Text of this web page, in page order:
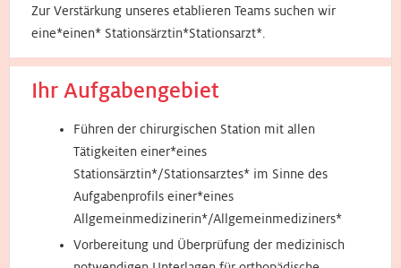
Zur Verstärkung unseres etablieren Teams suchen wir
eine*einen* Stationsärztin*Stationsarzt*.
Ihr Aufgabengebiet
Führen der chirurgischen Station mit allen
Tätigkeiten einer*eines
Stationsärztin*/Stationsarztes* im Sinne des
Aufgabenprofils einer*eines
Allgemeinmedizinerin*/Allgemeinmediziners*
Vorbereitung und Überprüfung der medizinisch